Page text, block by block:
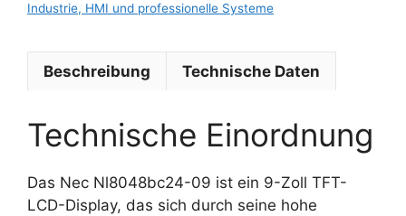
Industrie, HMI und professionelle Systeme
Beschreibung Technische Daten
Technische Einordnung
Das Nec Nl8048bc24-09 ist ein 9-Zoll TFT-
LCD-Display, das sich durch seine hohe